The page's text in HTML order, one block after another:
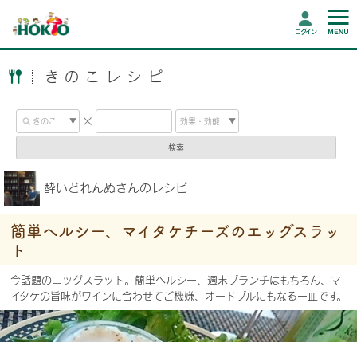
ログイン
きのこレシピ
検索
酔いどれんぬさんのレシピ
簡単ヘルシー、マイタケチーズのエッグスラッ
ト
今話題のエッグスラット。簡単ヘルシー、週末ブランチはもちろん、マ
イタケの旨味がワインに合わせてご機嫌、オードブルにもなる一皿です。